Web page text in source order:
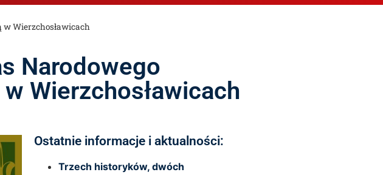
w Wierzchosławicach
Narodowego
Wierzchosławicach
Ostatnie informacje i aktualności:
Trzech historyków, dwóch